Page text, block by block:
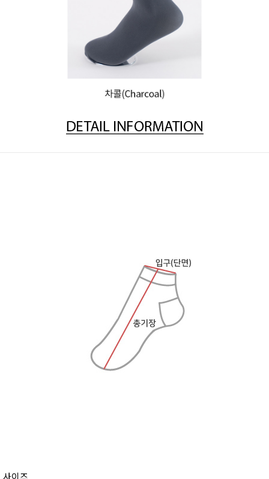
사이즈